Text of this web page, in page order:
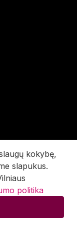
kokybę,
slapukus.
politika